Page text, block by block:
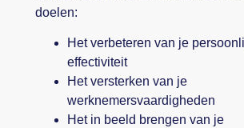
doelen:
Het verbeteren van je
effectiviteit
Het versterken van je
werknemersvaardigheden
Het in beeld brengen van je